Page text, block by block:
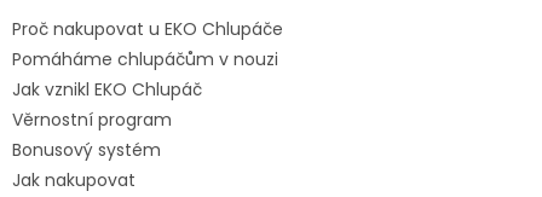
Proč nakupovat u EKO Chlupáče
Pomáháme chlupáčům v nouzi
Jak vznikl EKO Chlupáč
Věrnostní program
Bonusový systém
Jak nakupovat